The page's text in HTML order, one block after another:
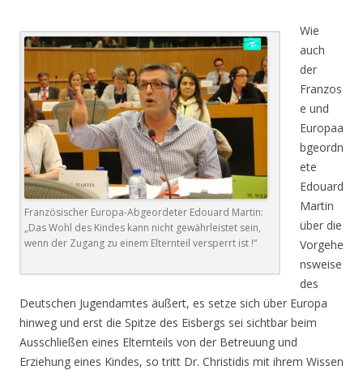
Französischer Europa-Abgeordeter Edouard Martin:
„Das Wohl des Kindes kann nicht gewährleistet sein,
wenn der Zugang zu einem Elternteil versperrt ist !“
Wie
auch
der
Franzos
e und
Europaa
bgeordn
ete
Edouard
Martin
über die
Vorgehe
nsweise
des
Deutschen Jugendamtes äußert, es setze sich über Europa
hinweg und erst die Spitze des Eisbergs sei sichtbar beim
Ausschließen eines Elternteils von der Betreuung und
Erziehung eines Kindes, so tritt Dr. Christidis mit ihrem Wissen